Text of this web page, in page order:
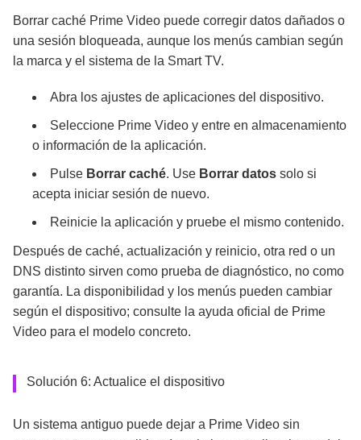
Borrar caché Prime Video puede corregir datos dañados o
una sesión bloqueada, aunque los menús cambian según
la marca y el sistema de la Smart TV.
Abra los ajustes de aplicaciones del dispositivo.
Seleccione Prime Video y entre en almacenamiento
o información de la aplicación.
Pulse Borrar caché. Use Borrar datos solo si
acepta iniciar sesión de nuevo.
Reinicie la aplicación y pruebe el mismo contenido.
Después de caché, actualización y reinicio, otra red o un
DNS distinto sirven como prueba de diagnóstico, no como
garantía. La disponibilidad y los menús pueden cambiar
según el dispositivo; consulte la ayuda oficial de Prime
Video para el modelo concreto.
Solución 6: Actualice el dispositivo
Un sistema antiguo puede dejar a Prime Video sin